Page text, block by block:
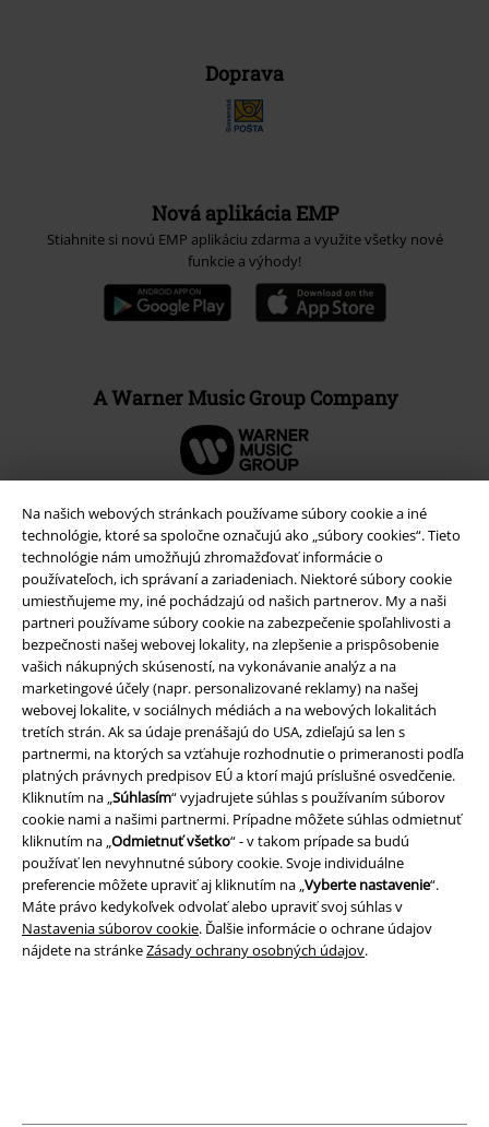
Na našich webových stránkach používame súbory cookie a iné
technológie, ktoré sa spoločne označujú ako „súbory cookies“. Tieto
technológie nám umožňujú zhromažďovať informácie o
používateľoch, ich správaní a zariadeniach. Niektoré súbory cookie
umiestňujeme my, iné pochádzajú od našich partnerov. My a naši
partneri používame súbory cookie na zabezpečenie spoľahlivosti a
bezpečnosti našej webovej lokality, na zlepšenie a prispôsobenie
vašich nákupných skúseností, na vykonávanie analýz a na
marketingové účely (napr. personalizované reklamy) na našej
webovej lokalite, v sociálnych médiách a na webových lokalitách
tretích strán. Ak sa údaje prenášajú do USA, zdieľajú sa len s
partnermi, na ktorých sa vzťahuje rozhodnutie o primeranosti podľa
platných právnych predpisov EÚ a ktorí majú príslušné osvedčenie.
Kliknutím na „Súhlasím“ vyjadrujete súhlas s používaním súborov
cookie nami a našimi partnermi. Prípadne môžete súhlas odmietnuť
kliknutím na „Odmietnuť všetko“ - v takom prípade sa budú
používať len nevyhnutné súbory cookie. Svoje individuálne
preferencie môžete upraviť aj kliknutím na „Vyberte nastavenie“.
Máte právo kedykoľvek odvolať alebo upraviť svoj súhlas v
Nastavenia súborov cookie. Ďalšie informácie o ochrane údajov
nájdete na stránkeZásady ochrany osobných údajov.
Doprava
Nová aplikácia EMP
Stiahnite si novú EMP aplikáciu zdarma a využite všetky nové
funkcie a výhody!
A Warner Music Group Company
Právne informácie
Podmienky
Imprint
Ochrana osobných údajov
Likvidácia odpadu a ochrana životného prostredia
Vyhlásenie o zhode